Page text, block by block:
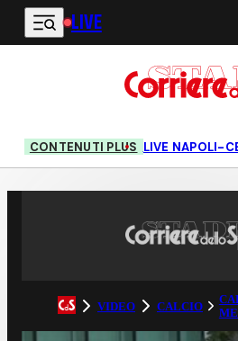
Vai al contenuto principale
LIVE
CONTENUTI PLUS LIVE NAPOLI-
VIDEO CALCIO